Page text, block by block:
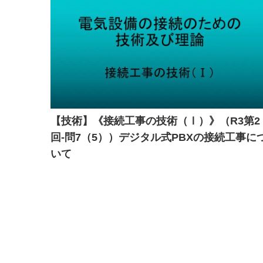
【技術】《接続工事の技術（Ⅰ）》（R3第2
回-問7（5））デジタル式PBXの接続工事に
いて